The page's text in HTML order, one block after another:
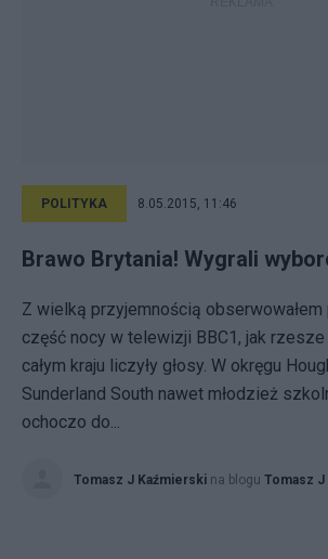
POLITYKA 8.05.2015, 11:46
Brawo Brytania! Wygrali
Z wielką przyjemnością
część nocy w telewizji BBC1, jak
całym kraju liczyły głosy. W okręgu
Sunderland South nawet młodzież
ochoczo do...
Tomasz J Kaźmierski na blogu Tomasz